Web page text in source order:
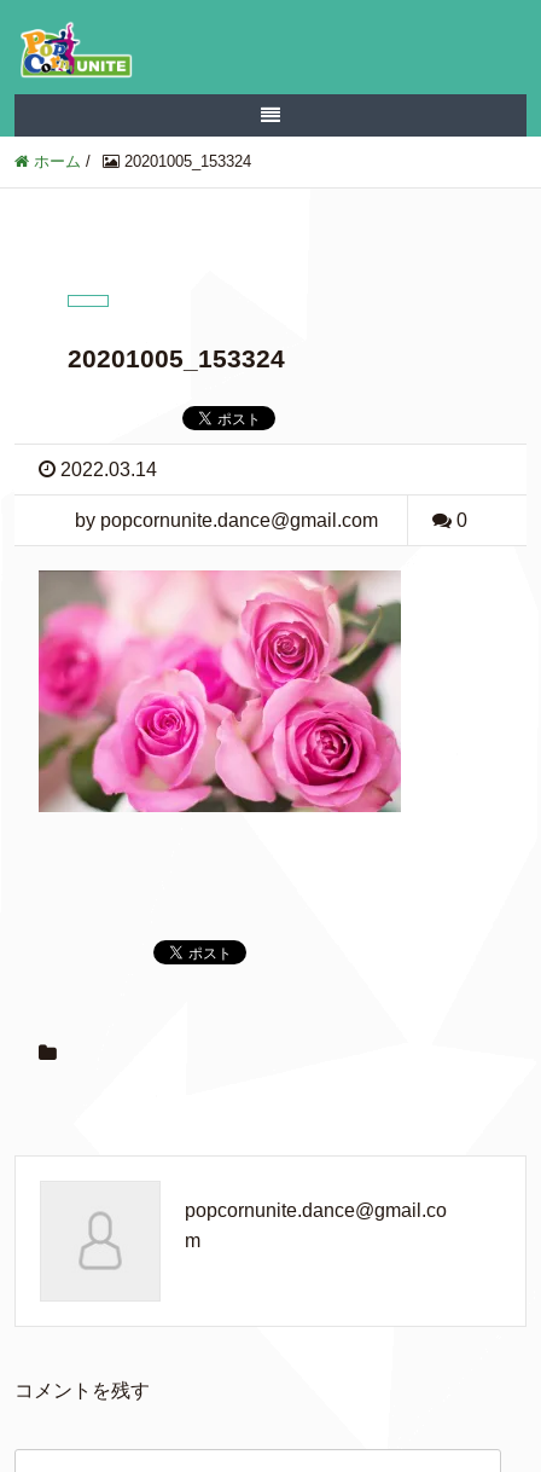
ホーム / 20201005_153324
20201005_153324
2022.03.14
by popcornunite.dance@gmail.com 0
popcornunite.dance@gmail.co
m
コメントを残す